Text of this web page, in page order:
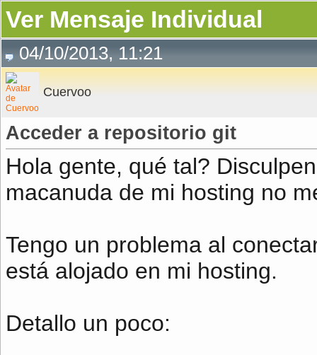
Ver Mensaje Individual
04/10/2013, 11:21
Cuervoo
Acceder a repositorio git
Hola gente, qué tal?
macanuda de mi hosting no
Tengo un problema al
está alojado en mi hosting.
Detallo un poco: